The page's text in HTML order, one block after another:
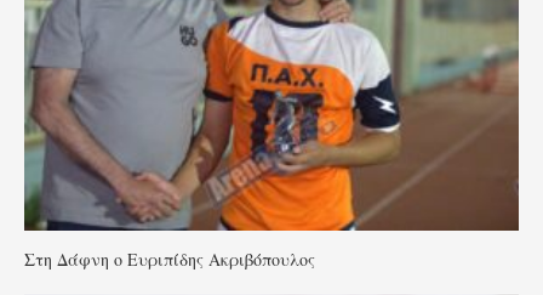
Στη Δάφνη ο Ευριπίδης Ακριβόπουλος